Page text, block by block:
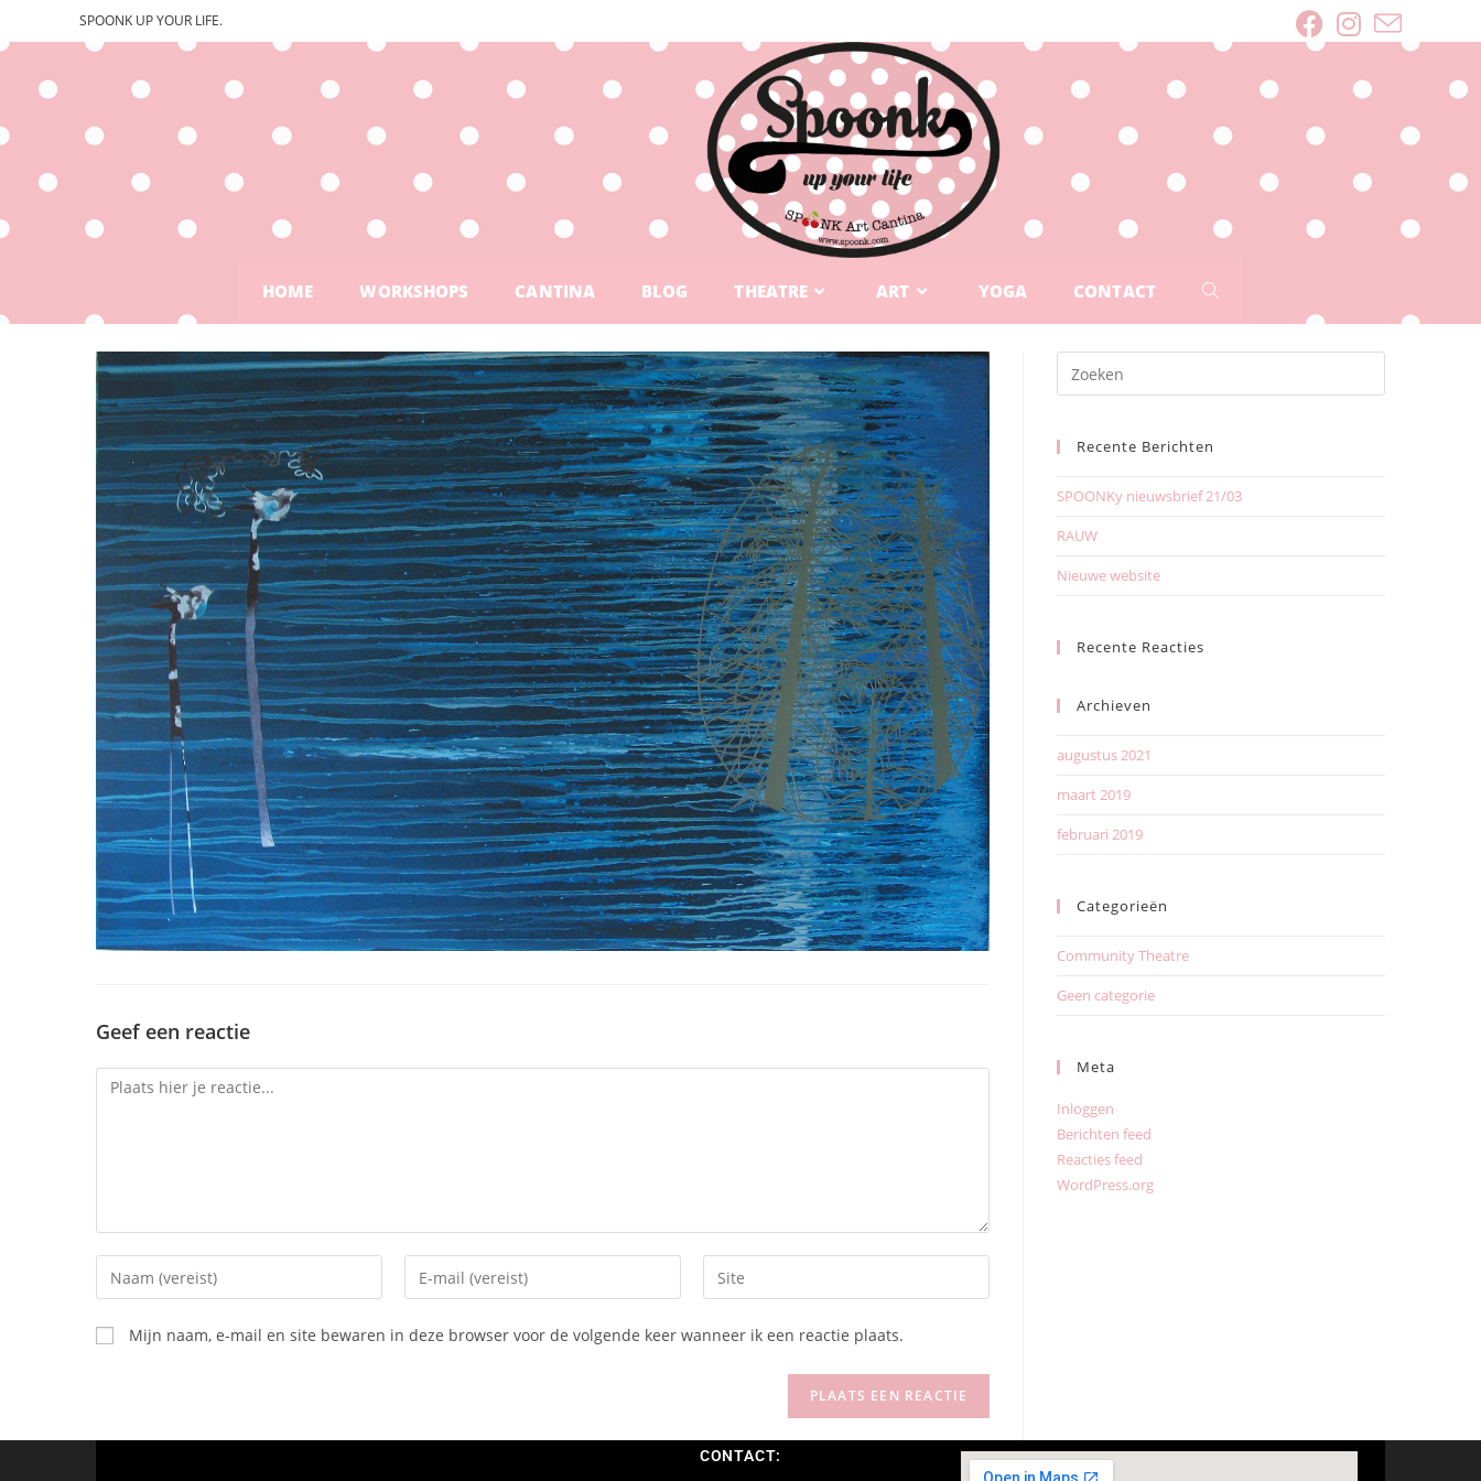
SPOONK UP YOUR LIFE.
HOME WORKSHOPS CANTINA BLOG THEATRE ART YOGA CONTACT
Geef een reactie
Mijn naam, e-mail en site bewaren in deze browser voor de volgende keer wanneer ik een reactie plaats.
Recente Berichten
SPOONKy nieuwsbrief 21/03
RAUW
Nieuwe website
Recente Reacties
Archieven
augustus 2021
maart 2019
februari 2019
Categorieën
Community Theatre
Geen categorie
Meta
Inloggen
Berichten feed
Reacties feed
WordPress.org
CONTACT: